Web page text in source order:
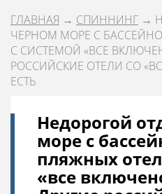
ГЛАВНАЯ → СПИННИНГ →
ЧЕРНОМ МОРЕ С
С СИСТЕМОЙ «ВСЕ
РОССИЙСКИЕ ОТЕЛИ СО
ЕСТЬ
Недорогой
море с
пляжных
«все